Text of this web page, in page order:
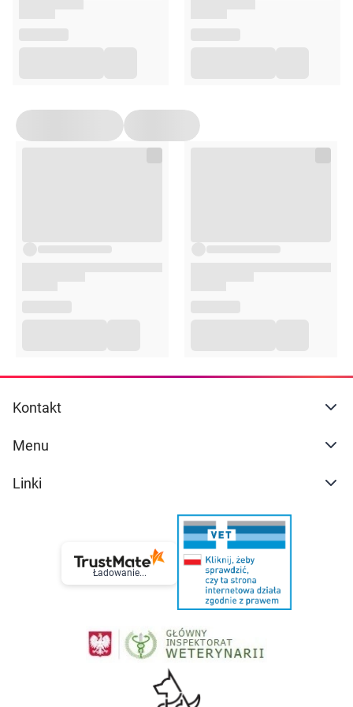
Kontakt
Menu
Linki
Ładowanie...